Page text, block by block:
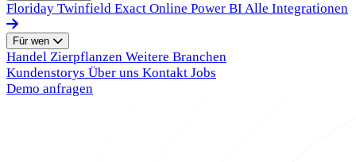
Floriday Twinfield Exact Online Power BI Alle Integrationen
Für wen
Handel Zierpflanzen Weitere Branchen
Kundenstorys Über uns Kontakt Jobs
Demo anfragen